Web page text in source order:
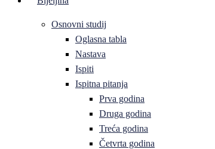
Osnovni studij
Oglasna tabla
Nastava
Ispiti
Ispitna pitanja
Prva godina
Druga godina
Treća godina
Četvrta godina